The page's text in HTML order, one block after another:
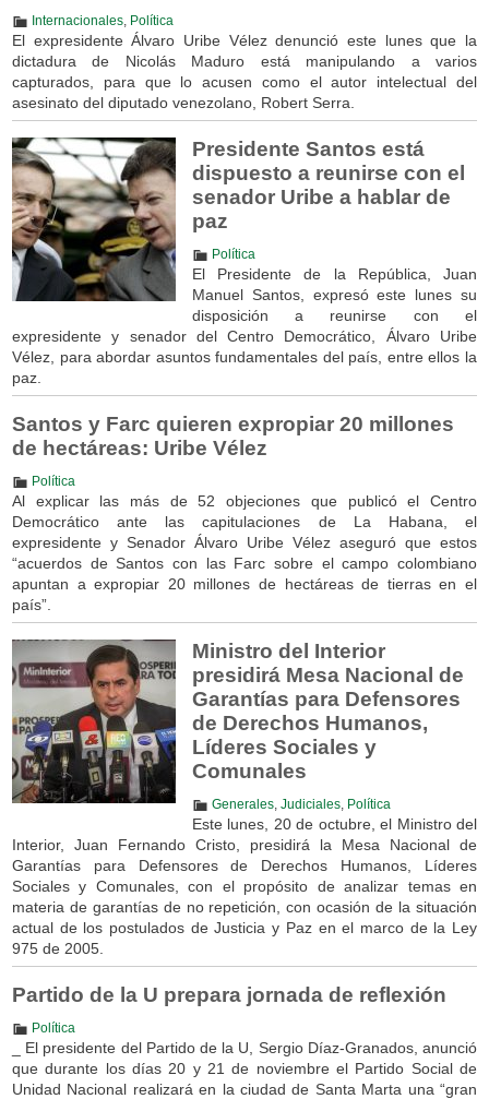
Internacionales, Política
El expresidente Álvaro Uribe Vélez denunció este lunes que la
dictadura de Nicolás Maduro está manipulando a varios
capturados, para que lo acusen como el autor intelectual del
asesinato del diputado venezolano, Robert Serra.
Presidente Santos está
dispuesto a reunirse con el
senador Uribe a hablar de
paz
Política
El Presidente de la República, Juan
Manuel Santos, expresó este lunes su
disposición a reunirse con el
expresidente y senador del Centro Democrático, Álvaro Uribe
Vélez, para abordar asuntos fundamentales del país, entre ellos la
paz.
Santos y Farc quieren expropiar 20 millones
de hectáreas: Uribe Vélez
Política
Al explicar las más de 52 objeciones que publicó el Centro
Democrático ante las capitulaciones de La Habana, el
expresidente y Senador Álvaro Uribe Vélez aseguró que estos
“acuerdos de Santos con las Farc sobre el campo colombiano
apuntan a expropiar 20 millones de hectáreas de tierras en el
país”.
Ministro del Interior
presidirá Mesa Nacional de
Garantías para Defensores
de Derechos Humanos,
Líderes Sociales y
Comunales
Generales, Judiciales, Política
Este lunes, 20 de octubre, el Ministro del
Interior, Juan Fernando Cristo, presidirá la Mesa Nacional de
Garantías para Defensores de Derechos Humanos, Líderes
Sociales y Comunales, con el propósito de analizar temas en
materia de garantías de no repetición, con ocasión de la situación
actual de los postulados de Justicia y Paz en el marco de la Ley
975 de 2005.
Partido de la U prepara jornada de reflexión
Política
_ El presidente del Partido de la U, Sergio Díaz-Granados, anunció
que durante los días 20 y 21 de noviembre el Partido Social de
Unidad Nacional realizará en la ciudad de Santa Marta una “gran